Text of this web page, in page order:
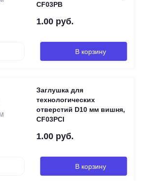
CF03PB
1.00 руб.
В корзину
Заглушка для
технологических
отверстий D10 мм вишня,
CF03PCI
1.00 руб.
В корзину